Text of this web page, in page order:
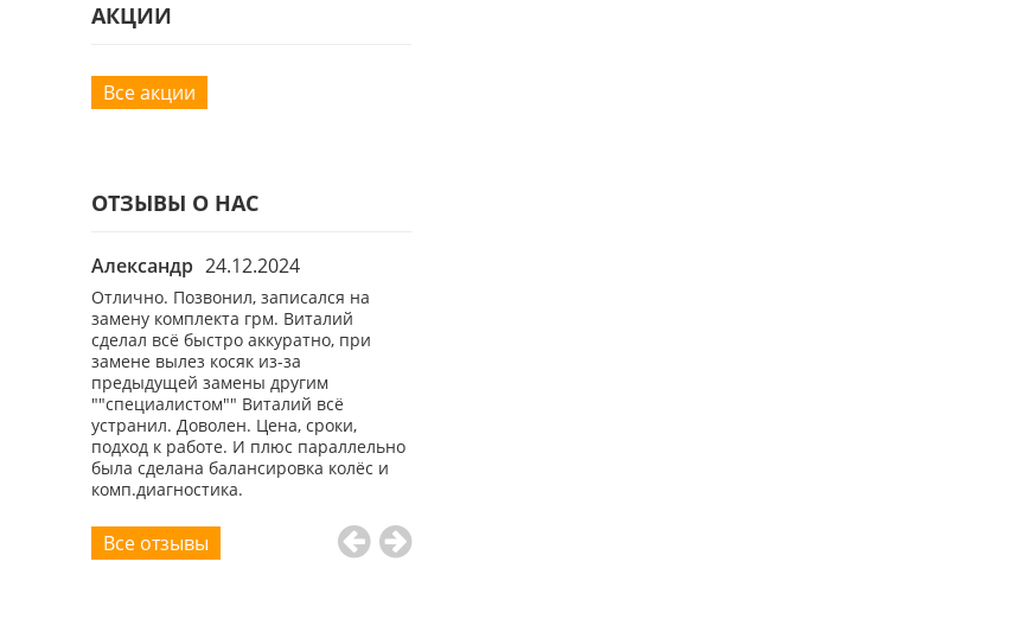
АКЦИИ
Все акции
ОТЗЫВЫ О НАС
Александр 24.12.2024
Отлично. Позвонил, записался на
замену комплекта грм. Виталий
сделал всё быстро аккуратно, при
замене вылез косяк из-за
предыдущей замены другим
""специалистом"" Виталий всё
устранил. Доволен. Цена, сроки,
подход к работе. И плюс параллельно
была сделана балансировка колёс и
комп.диагностика.
Все отзывы